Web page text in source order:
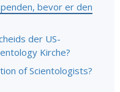
bevor er den
der US-
Kirche?
of Scientologists?